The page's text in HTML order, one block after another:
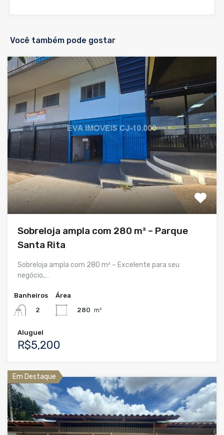
Você também pode gostar
Sobreloja ampla com 280 m² – Parque
Santa Rita
Sobreloja ampla com 280 m² – Excelente para seu
negócio,…
Banheiros
2
Área
280 m²
Aluguel
R$5,200
Em Destaque